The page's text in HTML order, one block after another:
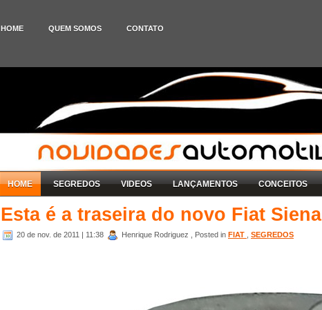
HOME QUEM SOMOS CONTATO
HOME SEGREDOS VIDEOS LANÇAMENTOS CONCEITOS
Esta é a traseira do novo Fiat Siena
20 de nov. de 2011 | 11:38 Henrique Rodriguez , Posted in FIAT SEGREDOS